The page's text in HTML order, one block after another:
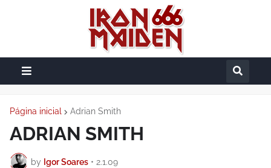
Página inicial Adrian Smith
ADRIAN SMITH
by Igor Soares • 2.1.09